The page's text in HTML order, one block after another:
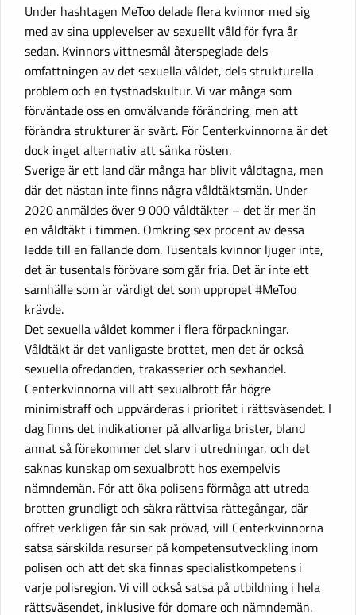
Under hashtagen MeToo delade flera kvinnor med sig
med av sina upplevelser av sexuellt våld för fyra år
sedan. Kvinnors vittnesmål återspeglade dels
omfattningen av det sexuella våldet, dels strukturella
problem och en tystnadskultur. Vi var många som
förväntade oss en omvälvande förändring, men att
förändra strukturer är svårt. För Centerkvinnorna är det
dock inget alternativ att sänka rösten.
Sverige är ett land där många har blivit våldtagna, men
där det nästan inte finns några våldtäktsmän. Under
2020 anmäldes över 9 000 våldtäkter – det är mer än
en våldtäkt i timmen. Omkring sex procent av dessa
ledde till en fällande dom. Tusentals kvinnor ljuger inte,
det är tusentals förövare som går fria. Det är inte ett
samhälle som är värdigt det som uppropet #MeToo
krävde.
Det sexuella våldet kommer i flera förpackningar.
Våldtäkt är det vanligaste brottet, men det är också
sexuella ofredanden, trakasserier och sexhandel.
Centerkvinnorna vill att sexualbrott får högre
minimistraff och uppvärderas i prioritet i rättsväsendet. I
dag finns det indikationer på allvarliga brister, bland
annat så förekommer det slarv i utredningar, och det
saknas kunskap om sexualbrott hos exempelvis
nämndemän. För att öka polisens förmåga att utreda
brotten grundligt och säkra rättvisa rättegångar, där
offret verkligen får sin sak prövad, vill Centerkvinnorna
satsa särskilda resurser på kompetensutveckling inom
polisen och att det ska finnas specialistkompetens i
varje polisregion. Vi vill också satsa på utbildning i hela
rättsväsendet, inklusive för domare och nämndemän.